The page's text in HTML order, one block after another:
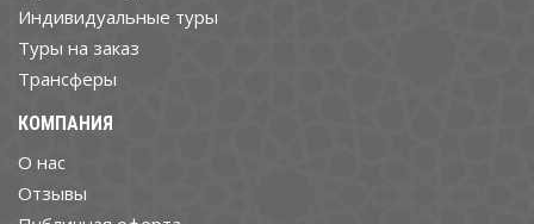
Индивидуальные туры
Туры на заказ
Трансферы
КОМПАНИЯ
О нас
Отзывы